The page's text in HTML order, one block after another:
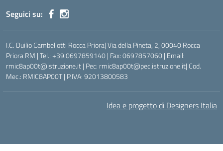
Seguici su:
I.C. Duilio Cambellotti Rocca Priora| Via della Pineta, 2, 00040 Rocca
Priora RM | Tel.: +39.0697859140 | Fax: 0697857060 | Email:
rmic8ap00t@istruzione.it | Pec: rmic8ap00t@pec.istruzione.it| Cod.
Mec.: RMIC8AP00T | P.IVA: 92013800583
Idea e progetto di Designers Italia